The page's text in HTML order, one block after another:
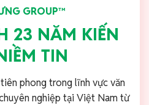
GROUP™
23 NĂM KIẾN
TIN
phong trong lĩnh vực văn
nghiệp tại Việt Nam từ